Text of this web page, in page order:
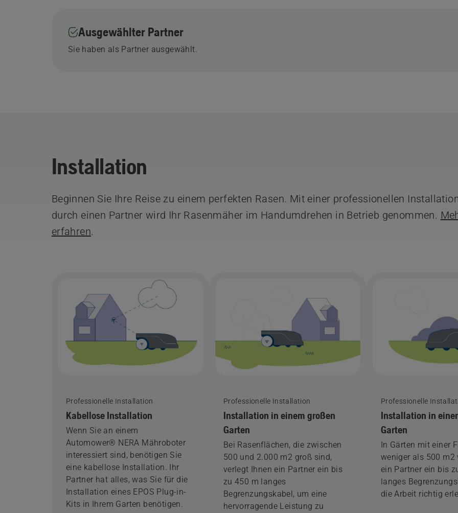
Ausgewählter Partner
Sie haben als Partner ausgewählt.
Installation
Beginnen Sie Ihre Reise zu einem perfekten Rasen. Mit einer professionellen
durch einen Partner wird Ihr Rasenmäher im Handumdrehen in Betrieb genommen.
erfahren.
Professionelle Installation
Kabellose Installation
Wenn Sie an einem
Automower® NERA Mähroboter
interessiert sind, benötigen Sie
eine kabellose Installation. Ihr
Partner hat alles, was Sie für die
Installation eines EPOS Plug-in-
Kits in Ihrem Garten benötigen.
Professionelle Installation
Installation in einem großen
Garten
Bei Rasenflächen, die zwischen
500 und 2.000 m2 groß sind,
verlegt Ihnen ein Partner ein bis
zu 450 m langes
Begrenzungskabel, um eine
hervorragende Leistung zu
Professionelle
Installation in
Garten
In Gärten mit einer
weniger als 500 m2
ein Partner ein bis
langes
die Arbeit richtig